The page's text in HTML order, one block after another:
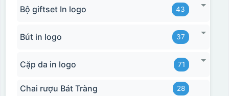
Bộ giftset In logo 43
Bút in logo 37
Cặp da in logo 71
Chai rượu Bát Tràng 28